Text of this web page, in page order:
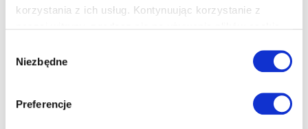
korzystania z ich usług. Kontynuując korzystanie z
zgody
Niezbędne
Preferencje